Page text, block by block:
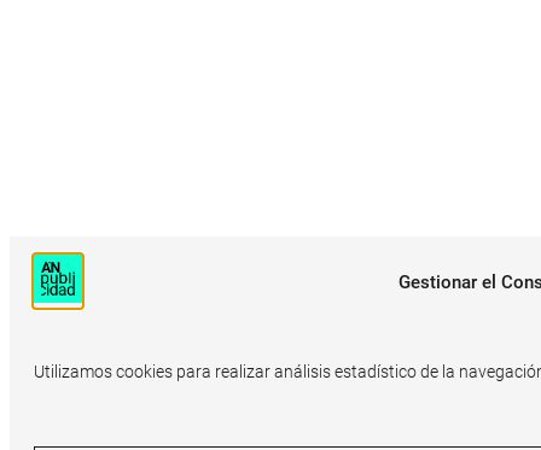
Gestionar el
Utilizamos cookies para realizar análisis estadístico de la